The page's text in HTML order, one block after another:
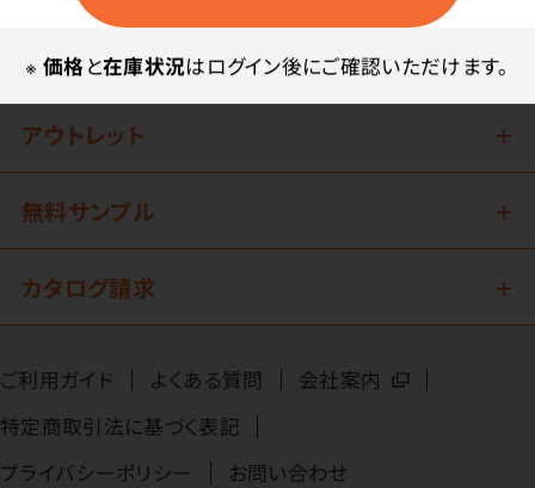
※ 価格と在庫状況はログイン後にご確認いただけます。
技工関連用品
アウトレット
無料サンプル
カタログ請求
ご利用ガイド よくある質問
会社案内
特定商取引法に基づく表記
プライバシーポリシー
お問い合わせ